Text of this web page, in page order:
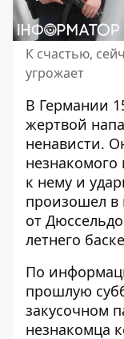
К счастью,
угрожает
В Германии
жертвой
ненависти.
к нему и
произошел в
от
летнего
По
прошлую
закусочном
незнакомца